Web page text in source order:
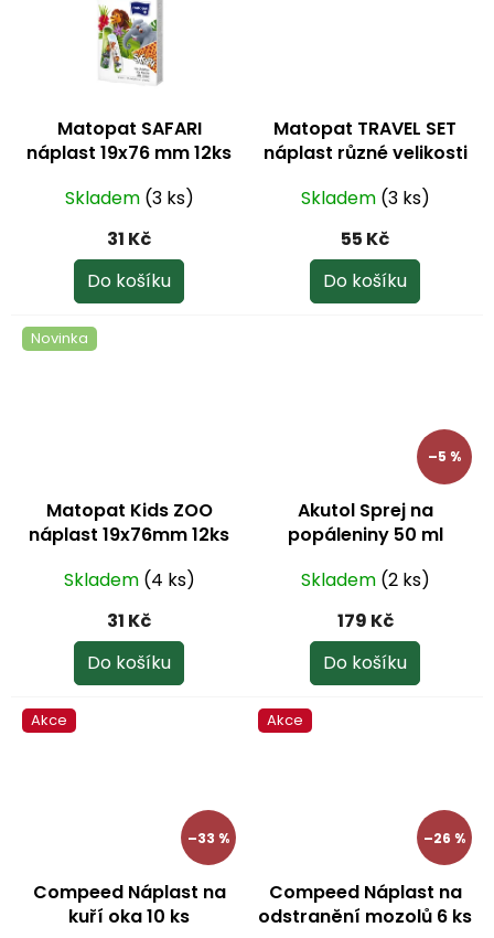
Matopat SAFARI
náplast 19x76 mm 12ks
Skladem (3 ks)
31 Kč
Do košíku
Matopat TRAVEL SET
náplast různé velikosti
Skladem (3 ks)
55 Kč
Do košíku
Novinka
Matopat Kids ZOO
náplast 19x76mm 12ks
Skladem (4 ks)
31 Kč
Do košíku
–5 %
Akutol Sprej na
popáleniny 50 ml
Skladem (2 ks)
179 Kč
Do košíku
Akce
–33 %
Compeed Náplast na
kuří oka 10 ks
Akce
–26 %
Compeed Náplast na
odstranění mozolů 6 ks